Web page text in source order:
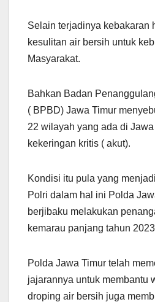
Selain terjadinya kebakaran
kesulitan air bersih untuk
Masyarakat.
Bahkan Badan
( BPBD) Jawa Timur
22 wilayah yang ada di
kekeringan kritis ( akut).
Kondisi itu pula yang
Polri dalam hal ini Polda
berjibaku melakukan
kemarau panjang tahun
Polda Jawa Timur telah
jajarannya untuk membantu
droping air bersih juga